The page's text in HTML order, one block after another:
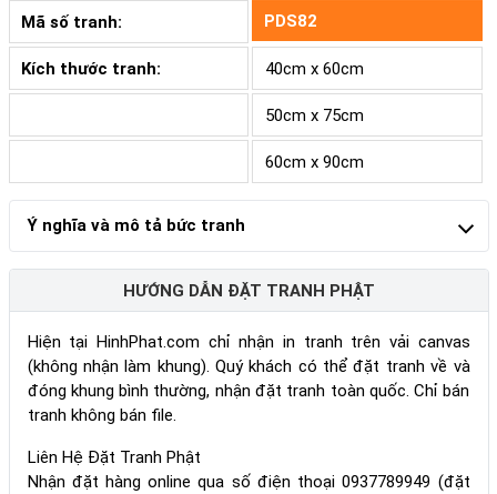
Mã số tranh: PDS82
Kích thước tranh: 40cm x 60cm
50cm x 75cm
60cm x 90cm
Ý nghĩa và mô tả bức tranh
HƯỚNG DẪN ĐẶT TRANH PHẬT
Hiện tại HinhPhat.com chỉ nhận in tranh trên vải canvas
(không nhận làm khung). Quý khách có thể đặt tranh về và
đóng khung bình thường, nhận đặt tranh toàn quốc. Chỉ bán
tranh không bán file.
Liên Hệ Đặt Tranh Phật
Nhận đặt hàng online qua số điện thoại 0937789949 (đặt